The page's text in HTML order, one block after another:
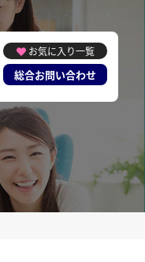
お気に入り一覧
総合お問い合わせ